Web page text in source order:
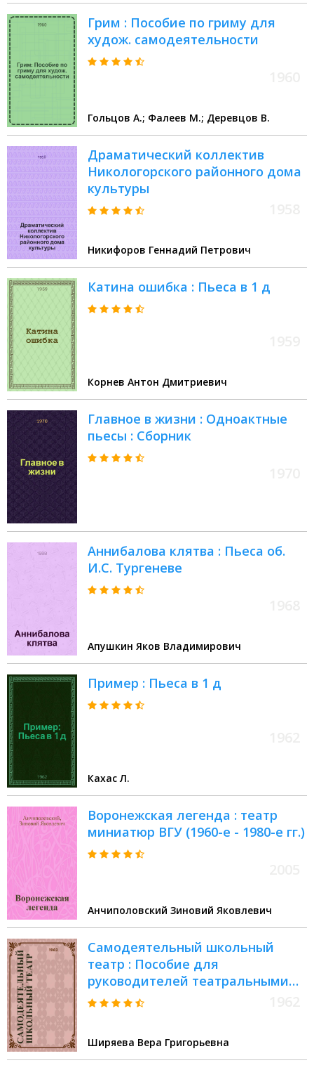
Грим : Пособие по гриму для
худож. самодеятельности
Гольцов А.; Фалеев М.; Деревцов В.
Драматический коллектив
Никологорского районного дома
культуры
Никифоров Геннадий Петрович
Катина ошибка : Пьеса в 1 д
Корнев Антон Дмитриевич
Главное в жизни : Одноактные
пьесы : Сборник
Аннибалова клятва : Пьеса об.
И.С. Тургеневе
Апушкин Яков Владимирович
Пример : Пьеса в 1 д
Кахас Л.
Воронежская легенда : театр
миниатюр ВГУ (1960-е - 1980-е гг.)
Анчиполовский Зиновий Яковлевич
Самодеятельный школьный
театр : Пособие для
руководителей театральными
коллективами школьников
Ширяева Вера Григорьевна